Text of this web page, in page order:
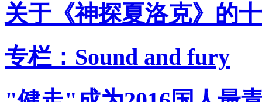
关于《神探夏洛克》的
专栏：Sound and fury